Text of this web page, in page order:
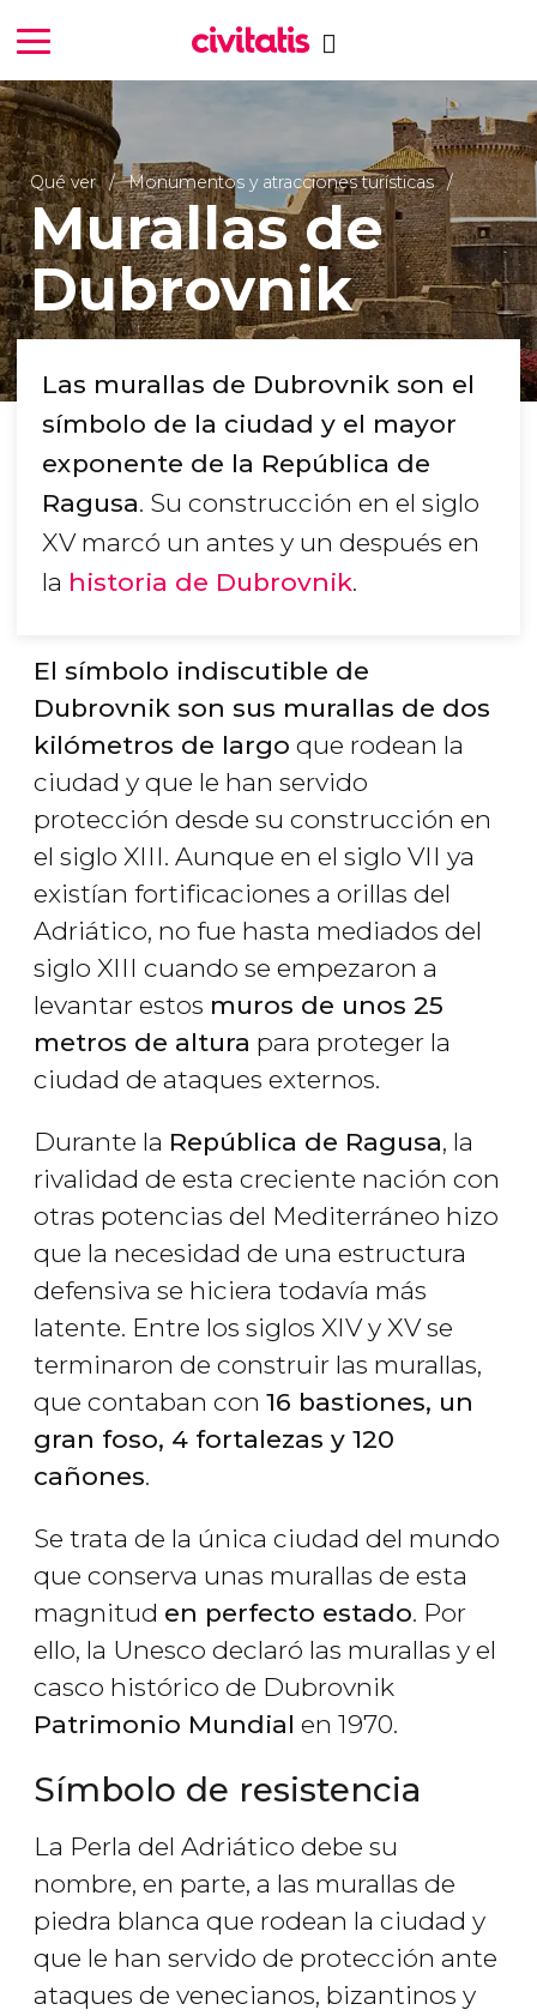
Qué ver Monumentos y atracciones turísticas
Murallas de
Dubrovnik
Las murallas de Dubrovnik son el
símbolo de la ciudad y el mayor
exponente de la República de
Ragusa. Su construcción en el siglo
XV marcó un antes y un después en
la historia de Dubrovnik.
El símbolo indiscutible de
Dubrovnik son sus murallas de dos
kilómetros de largo que rodean la
ciudad y que le han servido
protección desde su construcción en
el siglo XIII. Aunque en el siglo VII ya
existían fortificaciones a orillas del
Adriático, no fue hasta mediados del
siglo XIII cuando se empezaron a
levantar estos muros de unos 25
metros de altura para proteger la
ciudad de ataques externos.
Durante la República de Ragusa, la
rivalidad de esta creciente nación con
otras potencias del Mediterráneo hizo
que la necesidad de una estructura
defensiva se hiciera todavía más
latente. Entre los siglos XIV y XV se
terminaron de construir las murallas,
que contaban con 16 bastiones, un
gran foso, 4 fortalezas y 120
cañones.
Se trata de la única ciudad del mundo
que conserva unas murallas de esta
magnitud en perfecto estado. Por
ello, la Unesco declaró las murallas y el
casco histórico de Dubrovnik
Patrimonio Mundial en 1970.
Símbolo de resistencia
La Perla del Adriático debe su
nombre, en parte, a las murallas de
piedra blanca que rodean la ciudad y
que le han servido de protección ante
ataques de venecianos, bizantinos y